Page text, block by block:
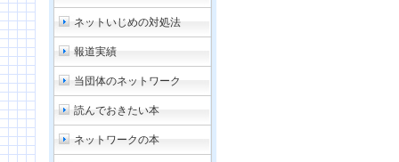
ネットいじめの対処法
報道実績
当団体のネットワーク
読んでおきたい本
ネットワークの本